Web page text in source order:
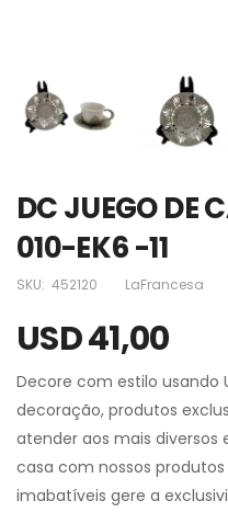
DC JUEGO DE
010-EK6 -11
SKU: 452120 LaFrancesa
USD 41,00
Decore com estilo usando
decoração, produtos
atender aos mais diversos
casa com nossos
imabatíveis gere a